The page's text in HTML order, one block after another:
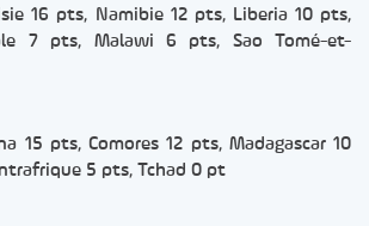
16 pts, Namibie 12 pts, Liberia 10 pts,
7 pts, Malawi 6 pts, Sao Tomé-et-
15 pts, Comores 12 pts, Madagascar 10
5 pts, Tchad 0 pt